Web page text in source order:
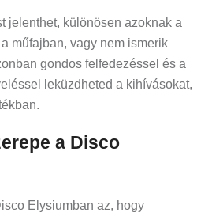
jelenthet, különösen azoknak a
műfajban, vagy nem ismerik
gondos felfedezéssel és a
leküzdheted a kihívásokat,
a Disco
Elysiumban az, hogy